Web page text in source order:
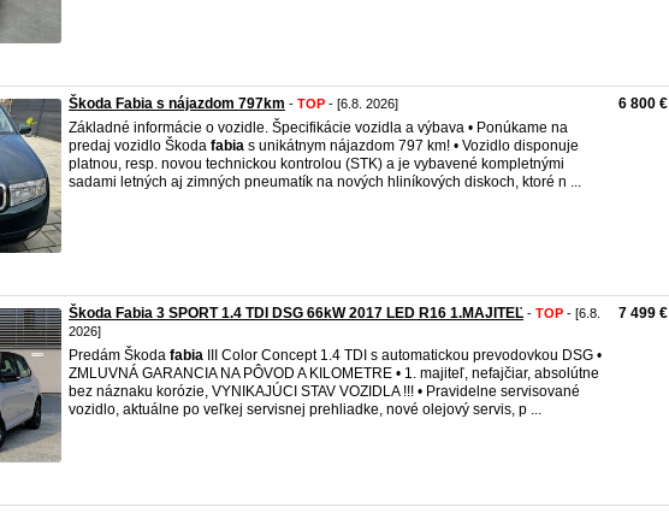
Škoda Fabia s nájazdom 797km - TOP - [6.8. 2026]
Základné informácie o vozidle. Špecifikácie vozidla a výbava • Ponúkame na
predaj vozidlo Škoda fabia s unikátnym nájazdom 797 km! • Vozidlo disponuje
platnou, resp. novou technickou kontrolou (STK) a je vybavené kompletnými
sadami letných aj zimných pneumatík na nových hliníkových diskoch, ktoré n ...
6 800 €
Škoda Fabia 3 SPORT 1.4 TDI DSG 66kW 2017 LED R16 1.MAJITEĽ - TOP - [6.8.
2026]
Predám Škoda fabia III Color Concept 1.4 TDI s automatickou prevodovkou DSG •
ZMLUVNÁ GARANCIA NA PÔVOD A KILOMETRE • 1. majiteľ, nefajčiar, absolútne
bez náznaku korózie, VYNIKAJÚCI STAV VOZIDLA !!! • Pravidelne servisované
vozidlo, aktuálne po veľkej servisnej prehliadke, nové olejový servis, p ...
7 499 €